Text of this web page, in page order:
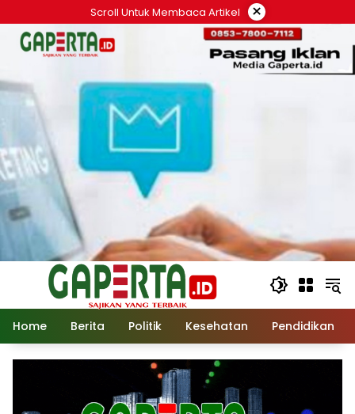
ke
konten
Scroll Untuk Membaca Artikel ×
Home Berita Politik Kesehatan Pendidikan